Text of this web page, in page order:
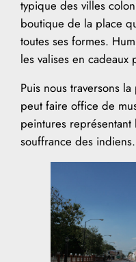
typique des villes
boutique de la place
toutes ses formes.
les valises en cadeaux
Puis nous traversons
peut faire office de
peintures
souffrance des indiens.